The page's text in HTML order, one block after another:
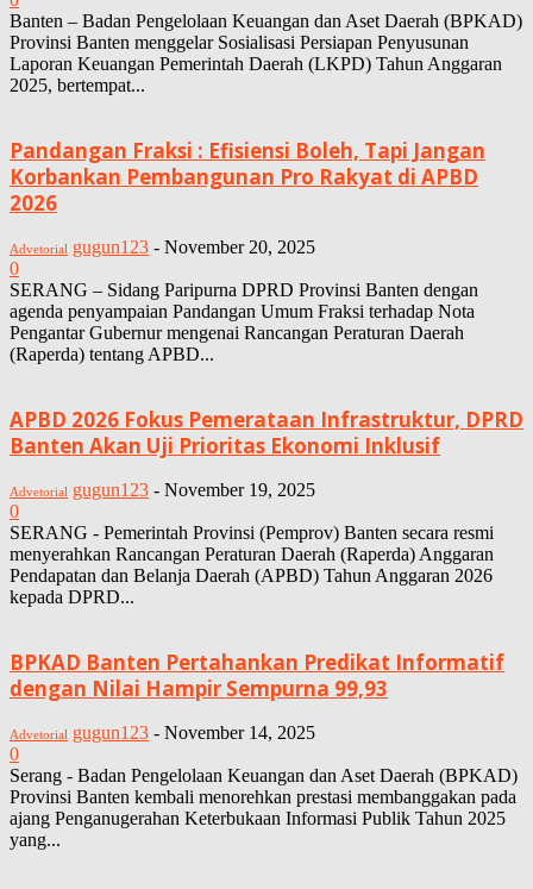
Banten – Badan Pengelolaan Keuangan dan Aset Daerah (BPKAD)
Provinsi Banten menggelar Sosialisasi Persiapan Penyusunan
Laporan Keuangan Pemerintah Daerah (LKPD) Tahun Anggaran
2025, bertempat...
Pandangan Fraksi : Efisiensi Boleh, Tapi Jangan
Korbankan Pembangunan Pro Rakyat di APBD
2026
Advetorial gugun123 - November 20, 2025
0
SERANG – Sidang Paripurna DPRD Provinsi Banten dengan
agenda penyampaian Pandangan Umum Fraksi terhadap Nota
Pengantar Gubernur mengenai Rancangan Peraturan Daerah
(Raperda) tentang APBD...
APBD 2026 Fokus Pemerataan Infrastruktur, DPRD
Banten Akan Uji Prioritas Ekonomi Inklusif
Advetorial gugun123 - November 19, 2025
0
SERANG - Pemerintah Provinsi (Pemprov) Banten secara resmi
menyerahkan Rancangan Peraturan Daerah (Raperda) Anggaran
Pendapatan dan Belanja Daerah (APBD) Tahun Anggaran 2026
kepada DPRD...
BPKAD Banten Pertahankan Predikat Informatif
dengan Nilai Hampir Sempurna 99,93
Advetorial gugun123 - November 14, 2025
0
Serang - Badan Pengelolaan Keuangan dan Aset Daerah (BPKAD)
Provinsi Banten kembali menorehkan prestasi membanggakan pada
ajang Penganugerahan Keterbukaan Informasi Publik Tahun 2025
yang...